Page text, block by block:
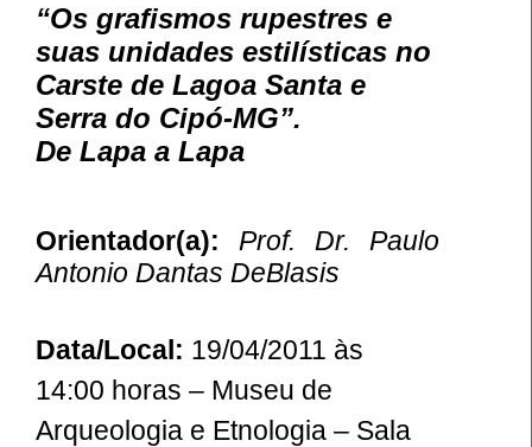
“Os grafismos rupestres e
suas unidades estilísticas no
Carste de Lagoa Santa e
Serra do Cipó-MG”.
De Lapa a Lapa
Orientador(a):
Prof. Dr. Paulo
Antonio Dantas DeBlasis
Data/Local: 19/04/2011 às
14:00 horas – Museu de
Arqueologia e Etnologia – Sala